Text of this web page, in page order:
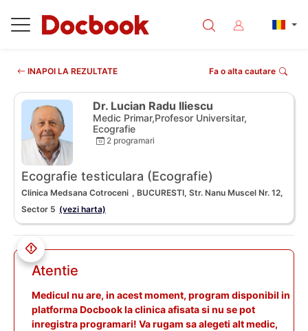
INAPOI LA REZULTATE Fa o alta cautare
Dr. Lucian Radu Iliescu
Medic Primar,Profesor Universitar,
Ecografie
2 programari
Ecografie testiculara (Ecografie)
Clinica Medsana Cotroceni , BUCURESTI, Str. Nanu Muscel Nr. 12,
Sector 5 (vezi harta)
Atentie
Medicul nu are, in acest moment, program disponibil in
platforma Docbook la clinica afisata si nu se pot
inregistra programari! Va rugam sa alegeti alt medic,